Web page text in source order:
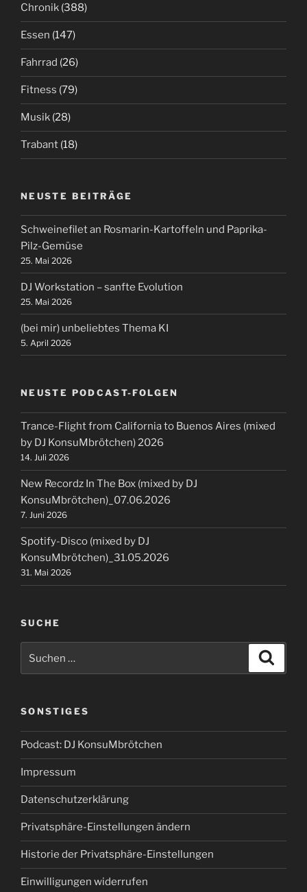
Chronik (388)
Essen (147)
Fahrrad (26)
Fitness (79)
Musik (28)
Trabant (18)
NEUSTE BEITRÄGE
Schweinefilet an Rosmarin-Kartoffeln und Paprika-
Pilz-Gemüse
25. Mai 2026
DJ Workstation – sanfte Evolution
25. Mai 2026
(bei mir) unbeliebtes Thema KI
5. April 2026
NEUSTE PODCAST-FOLGEN
Trance-Flight from California to Buenos Aires (mixed
by DJ KonsuMbrötchen) 2026
14. Juli 2026
New Recordz In The Box (mixed by DJ
KonsuMbrötchen)_07.06.2026
7. Juni 2026
Spotify-Disco (mixed by DJ
KonsuMbrötchen)_31.05.2026
31. Mai 2026
SUCHE
SONSTIGES
Podcast: DJ KonsuMbrötchen
Impressum
Datenschutzerklärung
Privatsphäre-Einstellungen ändern
Historie der Privatsphäre-Einstellungen
Einwilligungen widerrufen